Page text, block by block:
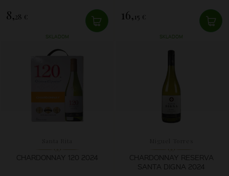
8,28 €
SKLADOM
16, 15 €
SKLADOM
CHARDONNAY 120 2024
CHARDONNAY RESERVA
SANTA DIGNA 2024